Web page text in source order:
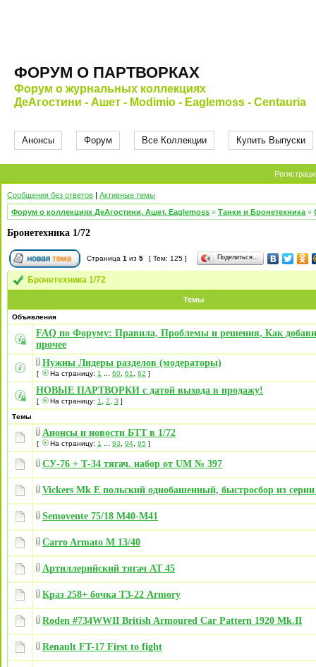
ФОРУМ О ПАРТВОРКАХ
Форум о журнальных коллекциях
ДеАгостини - Ашет - Modimio - Eaglemoss - Centauria
Анонсы Форум Все Коллекции Купить Выпуски
Сообщения без ответов | Активные темы
Форум о коллекциях ДеАгостини, Ашет, Eaglemoss » Танки и Бронетехника »
Бронетехника 1/72
Страница 1 из 5 [ Тем: 125 ] Поделиться…
Бронетехника 1/72
Темы
Объявления
FAQ по Форуму: Правила, Проблемы и решения, Как
прочее
Нужны Лидеры разделов (модераторы)
[ На страницу: 1 60 61 62 ]
НОВЫЕ ПАРТВОРКИ с датой выхода в продажу!
[ На страницу: 1 2 3 ]
Темы
Анонсы и новости БТТ в 1/72
[ На страницу: 1 93 94 95 ]
СУ-76 + Т-34 тягач. набор от UM № 397
Vickers Mk E польский однобашенный, быстросбор из
Semovente 75/18 M40-M41
Carro Armato M 13/40
Артиллерийский тягач AT 45
Краз 258+ бочка ТЗ-22 Armory
Roden #734WWII British Armoured Car Pattern 1920 Mk.II
Renault FT-17 First to fight